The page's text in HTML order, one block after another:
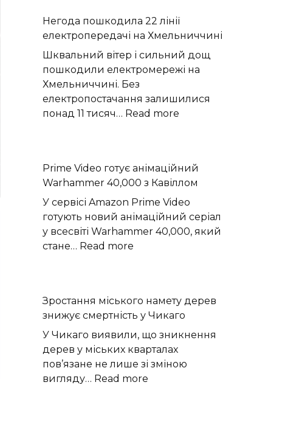
слабкий
спалах
шокового
прориву
наднової
Негода пошкодила 22 лінії
електропередачі на Хмельниччині
Шквальний вітер і сильний дощ
пошкодили електромережі на
Хмельниччині. Без
електропостачання залишилися
понад 11 тисяч… Read more
лінії
електропередачі
на
Хмельниччині
Prime Video готує анімаційний
Warhammer 40,000 з Кавіллом
У сервісі Amazon Prime Video
готують новий анімаційний серіал
у всесвіті Warhammer 40,000, який
стане… Read more
анімаційний
Warhammer
40,000
з
Кавіллом
Зростання міського намету дерев
знижує смертність у Чикаго
У Чикаго виявили, що зникнення
дерев у міських кварталах
пов’язане не лише зі зміною
вигляду… Read more